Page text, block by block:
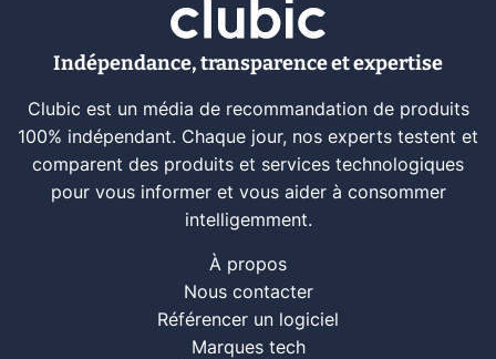
Indépendance, transparence et expertise
Clubic est un média de recommandation de produits
100% indépendant. Chaque jour, nos experts testent et
comparent des produits et services technologiques
pour vous informer et vous aider à consommer
intelligemment.
À propos
Nous contacter
Référencer un logiciel
Marques tech